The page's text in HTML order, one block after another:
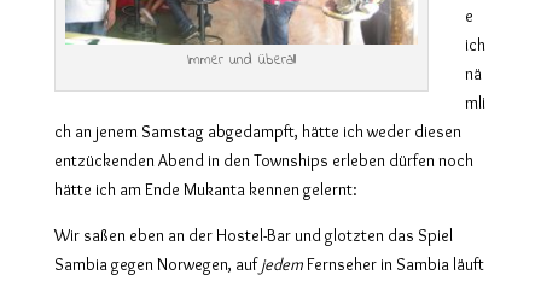
Immer und überall
e
ich
nä
mli
ch an jenem Samstag abgedampft, hätte ich weder diesen
entzückenden Abend in den Townships erleben dürfen noch
hätte ich am Ende Mukanta kennen gelernt:
Wir saßen eben an der Hostel-Bar und glotzten das Spiel
Sambia gegen Norwegen, aufjedemFernseher in Sambia läuft